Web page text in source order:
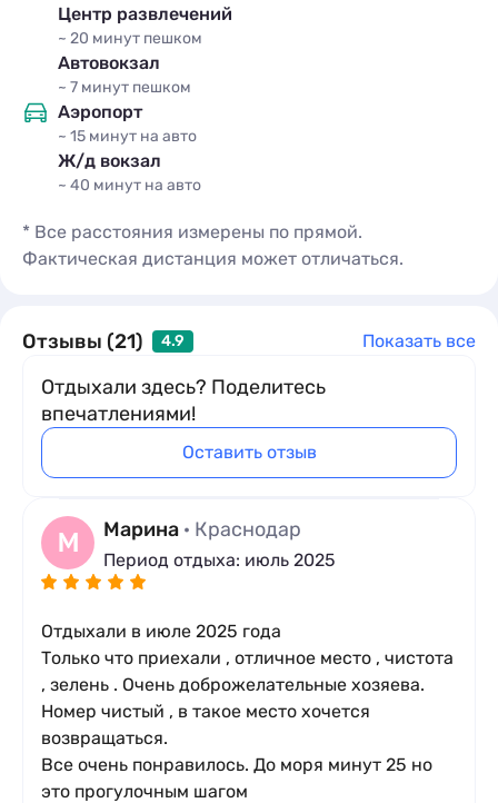
Улучшенный 4-х местный с просторным
балконом
x4
1 комната
4 места
Кровати: 1 односпальная кровать
Подробное описание
Центр развлечений
~ 20 минут пешком
Автовокзал
~ 7 минут пешком
Аэропорт
~ 15 минут на авто
Ж/д вокзал
~ 40 минут на авто
* Все расстояния измерены по прямой.
Фактическая дистанция может отличаться.
Отзывы (21) 4.9 Показать все
Отдыхали здесь? Поделитесь
впечатлениями!
Оставить отзыв
М Марина · Краснодар
Период отдыха: июль 2025
Отдыхали в июле 2025 года
Только что приехали , отличное место , чистота
, зелень . Очень доброжелательные хозяева.
Номер чистый , в такое место хочется
возвращаться.
Все очень понравилось. До моря минут 25 но
это прогулочным шагом